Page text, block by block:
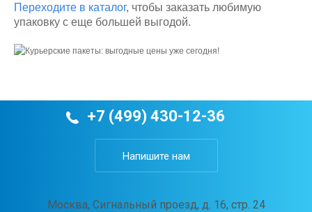
Переходите в каталог, чтобы заказать любимую
упаковку с еще большей выгодой.
+7 (499) 430-12-36
Напишите нам
Москва, Сигнальный проезд, д. 16, стр. 24